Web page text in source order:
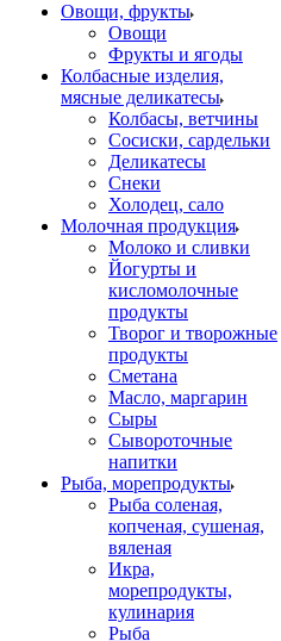
Овощи, фрукты
Овощи
Фрукты и ягоды
Колбасные изделия,
мясные деликатесы
Колбасы, ветчины
Сосиски, сардельки
Деликатесы
Снеки
Холодец, сало
Молочная продукция
Молоко и сливки
Йогурты и
кисломолочные
продукты
Творог и творожные
продукты
Сметана
Масло, маргарин
Сыры
Сывороточные
напитки
Рыба, морепродукты
Рыба соленая,
копченая, сушеная,
вяленая
Икра,
морепродукты,
кулинария
Рыба